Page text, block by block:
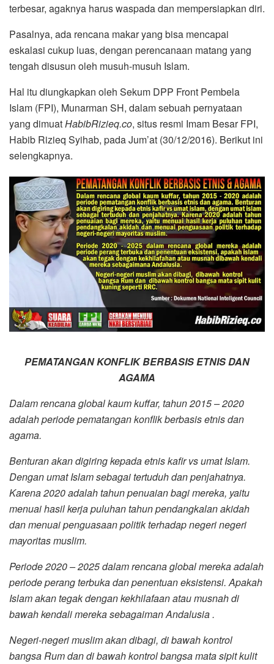
terbesar, agaknya harus waspada dan mempersiapkan diri.
Pasalnya, ada rencana makar yang bisa mencapai
eskalasi cukup luas, dengan perencanaan matang yang
tengah disusun oleh musuh-musuh Islam.
Hal itu diungkapkan oleh Sekum DPP Front Pembela
Islam (FPI), Munarman SH, dalam sebuah pernyataan
yang dimuatHabibRizieq.co, situs resmi Imam Besar FPI,
Habib Rizieq Syihab, pada Jum’at (30/12/2016). Berikut ini
selengkapnya.
PEMATANGAN KONFLIK BERBASIS ETNIS DAN
AGAMA
Dalam rencana global kaum kuffar, tahun 2015 – 2020
adalah periode pematangan konflik berbasis etnis dan
agama.
Benturan akan digiring kepada etnis kafir vs umat Islam.
Dengan umat Islam sebagai tertuduh dan penjahatnya.
Karena 2020 adalah tahun penuaian bagi mereka, yaitu
menuai hasil kerja puluhan tahun pendangkalan akidah
dan menuai penguasaan politik terhadap negeri negeri
mayoritas muslim.
Periode 2020 – 2025 dalam rencana global mereka adalah
periode perang terbuka dan penentuan eksistensi. Apakah
Islam akan tegak dengan kekhilafaan atau musnah di
bawah kendali mereka sebagaiman Andalusia .
Negeri-negeri muslim akan dibagi, di bawah kontrol
bangsa Rum dan di bawah kontrol bangsa mata sipit kulit